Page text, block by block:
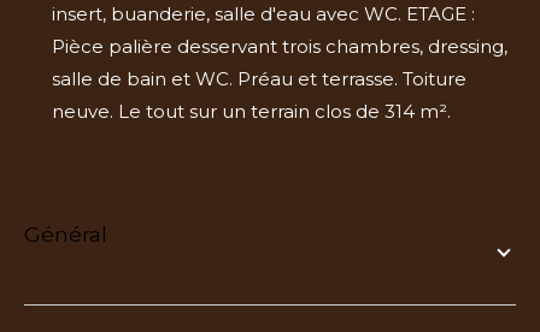
insert, buanderie, salle d'eau avec WC. ETAGE :
Pièce palière desservant trois chambres, dressing,
salle de bain et WC. Préau et terrasse. Toiture
neuve. Le tout sur un terrain clos de 314 m².
général